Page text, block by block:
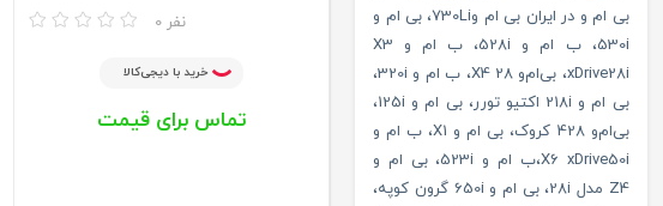
0 نفر
خرید با دیجی‌کالا
تماس برای قیمت
بی ام و در ایران بی ام و730Li،
بی ام و
530i،
ب ام و 528i،
ب ام و X3
xDrive28i، بی‌ام‌و X4 28،
ب ام و 320i،
بی ام و 218i اکتیو تورر
،بی ام و 125i،
بی‌ام‌و 428 کروک
، بی ام و X1،
ب ام و
X6 xDrive50i، ب ام و 523i،
بی ام و
Z4 مدل 28i،
بی ام و 650i گرون کوپه
،